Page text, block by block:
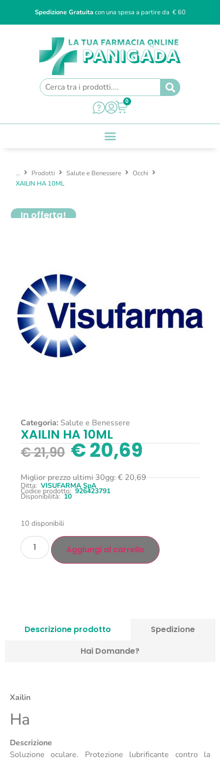
Spedizione Gratuitacon una spesa a partire da € 60
0
... Prodotti Salute e Benessere
Occhi
XAILIN HA 10ML
In offerta!
Categoria: Salute e Benessere
XAILIN HA 10ML
€21,90 €20,69
Miglior prezzo ultimi 30gg:€20,69
Ditta: VISUFARMA SpA
Codice prodotto: 926423791
Disponibilità: 10
10 disponibili
Aggiungi al carrello
Descrizione prodotto
Spedizione
Hai Domande?
Xailin
Ha
Descrizione
Soluzione oculare. Protezione lubrificante contro la